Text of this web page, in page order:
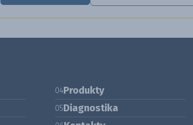
04Produkty
05Diagnostika